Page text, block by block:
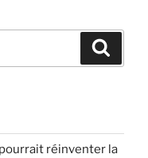
réinventer la